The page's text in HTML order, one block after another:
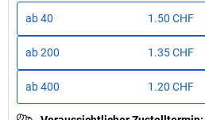
ab40 1.50 CHF
ab200 1.35 CHF
ab400 1.20 CHF